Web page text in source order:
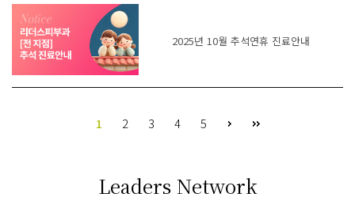
2025년 10월 추석연휴 진료안내
1 2 3 4 5
Leaders Network